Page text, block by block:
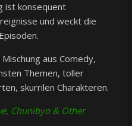
ist konsequent
und weckt die
aus Comedy,
Themen, toller
skurrilen Charakteren.
Chunibyo & Other